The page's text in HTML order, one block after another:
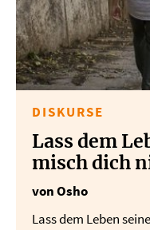
DISKURSE
Lass dem
misch dich
von Osho
Lass dem Leben